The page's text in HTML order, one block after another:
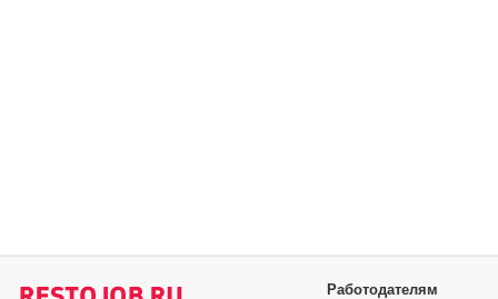
Работодателям